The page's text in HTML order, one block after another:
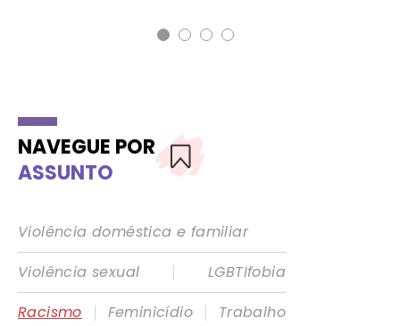
NAVEGUE POR
ASSUNTO
Violência doméstica e familiar
Violência sexual
|
LGBTIfobia
Racismo
| Feminicídio |
Trabalho